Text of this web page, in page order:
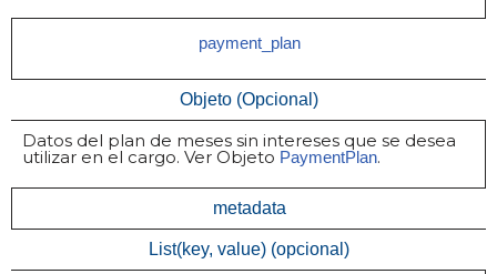
payment_plan
Objeto (Opcional)
Datos del plan de meses sin intereses que se desea
utilizar en el cargo. Ver Objeto PaymentPlan.
metadata
List(key, value) (opcional)